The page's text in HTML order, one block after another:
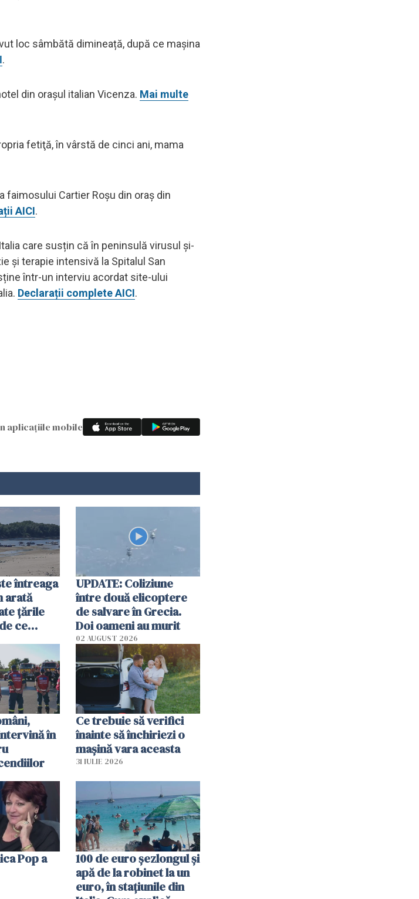
loc sâmbătă dimineață, după ce mașina
.
din orașul italian Vicenza. Mai multe
fetiţă, în vârstă de cinci ani, mama
Cartier Roşu din oraş din
AICI.
care susțin că în peninsulă virusul și-
și terapie intensivă la Spitalul San
într-un interviu acordat site-ului
Declarații complete AICI.
aplicațiile mobile
întreaga
arată
țările
ce
a plouat
UPDATE: Coliziune
între două elicoptere
de salvare în Grecia.
Doi oameni au murit
02 AUGUST 2026
în
Ce trebuie să verifici
înainte să închiriezi o
mașină vara aceasta
31 IULIE 2026
Pop a
100 de euro șezlongul și
apă de la robinet la un
euro, în stațiunile din